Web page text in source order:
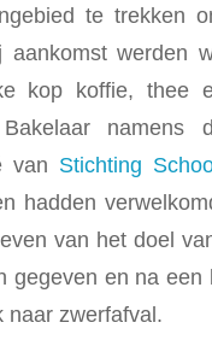
te trekken
werden
kop koffie, thee
namens
van Stichting
hadden
van het doel
gegeven en na
naar zwerfafval.